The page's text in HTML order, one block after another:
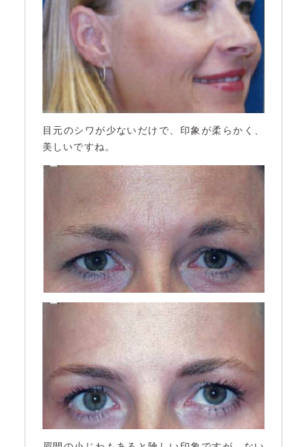
目元のシワが少ないだけで、印象が柔らかく、
美しいですね。